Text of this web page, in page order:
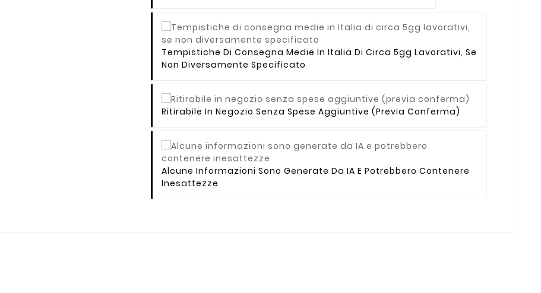
Tempistiche Di Consegna Medie In Italia Di Circa 5gg Lavorativi, Se
Non Diversamente Specificato
Ritirabile In Negozio Senza Spese Aggiuntive (previa Conferma)
Alcune Informazioni Sono Generate Da IA E Potrebbero Contenere
Inesattezze